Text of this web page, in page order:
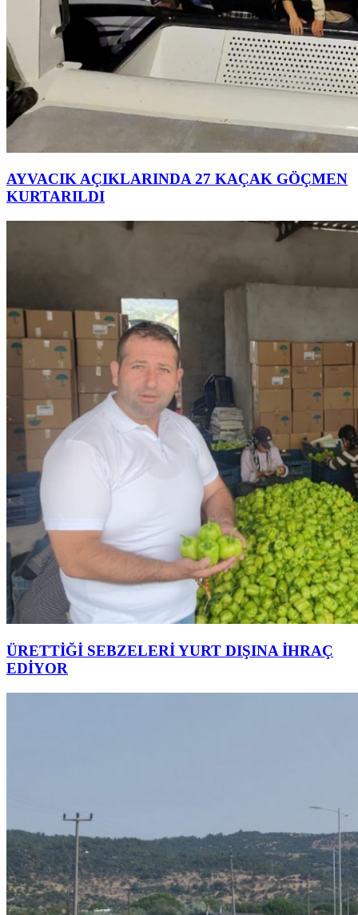
AYVACIK AÇIKLARINDA 27 KAÇAK GÖÇMEN
KURTARILDI
ÜRETTİĞİ SEBZELERİ YURT DIŞINA İHRAÇ
EDİYOR